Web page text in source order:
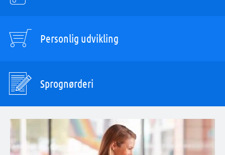
Personlig udvikling
Sprognørderi